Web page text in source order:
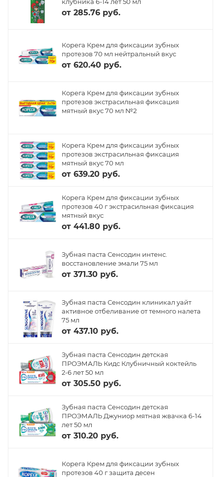
от 285.76 руб.
Корега Крем для фиксации зубных
протезов 70 мл нейтральный вкус
от 620.40 руб.
Корега Крем для фиксации зубных
протезов экстрасильная фиксация
мятный вкус 70 мл №2
Корега Крем для фиксации зубных
протезов экстрасильная фиксация
мятный вкус 70 мл
от 639.20 руб.
Корега Крем для фиксации зубных
протезов 40 г экстрасильная фиксация
мятный вкус
от 441.80 руб.
Зубная паста Сенсодин интенс.
восстановление эмали 75 мл
от 371.30 руб.
Зубная паста Сенсодин клиникал уайт
активное отбеливание от темного налета
75 мл
от 437.10 руб.
Зубная паста Сенсодин детская
ПРОЭМАЛЬ Кидс Клубничный коктейль
2-6 лет 50 мл
от 305.50 руб.
Зубная паста Сенсодин детская
ПРОЭМАЛЬ Джуниор мятная жвачка 6-14
лет 50 мл
от 310.20 руб.
Корега Крем для фиксации зубных
протезов 40 г защита десен